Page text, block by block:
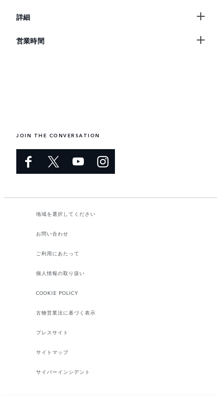
詳細
営業時間
JOIN THE CONVERSATION
地域を選択してください​
お問い合わせ
ご利用にあたって
個人情報の取り扱い
COOKIE POLICY
古物営業法に基づく表示
プレスサイト
サイトマップ
サイバーインシデント